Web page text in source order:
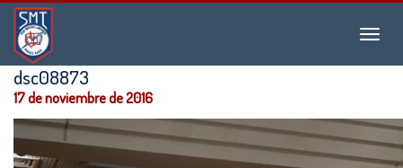
Menu
Instituto
San
Martín
de
Tours
dsc08873
17 de noviembre de 2016